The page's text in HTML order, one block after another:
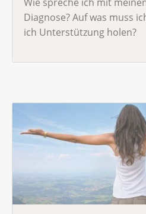
Diagnose? Auf was muss
ich Unterstützung holen?